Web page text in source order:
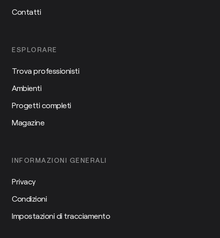
Contatti
ESPLORARE
Trova professionisti
Ambienti
Progetti completi
Magazine
INFORMAZIONI GENERALI
Privacy
Condizioni
Impostazioni di tracciamento